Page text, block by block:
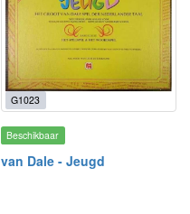
G1023
Beschikbaar
van Dale - Jeugd